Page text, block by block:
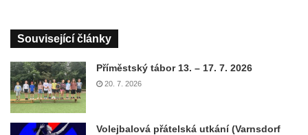
Související články
Příměstský tábor 13. – 17. 7. 2026
20. 7. 2026
Volejbalová přátelská utkání (Varnsdorf